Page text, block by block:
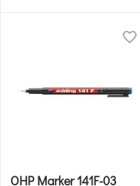
OHP Marker 141F-03